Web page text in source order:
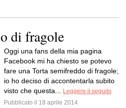
di fragole
Oggi una fans della mia pagina
Facebook mi ha chiesto se potevo
fare una Torta semifreddo di fragole;
io ho deciso di accontentarla subito
visto che questa...
Leggere il seguito
Pubblicato il 18 aprile 2014